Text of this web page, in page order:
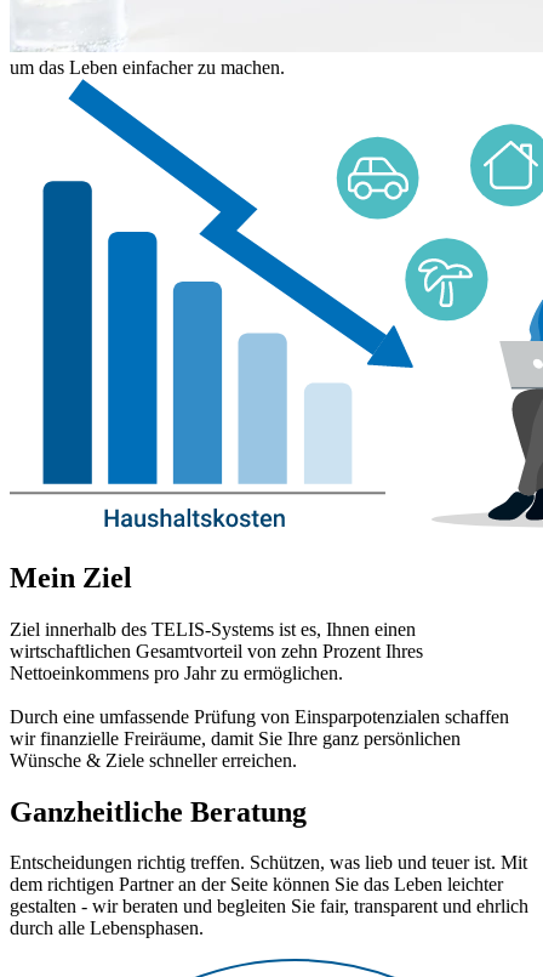
um das Leben einfacher zu machen.
Mein Ziel
Ziel innerhalb des TELIS-Systems ist es, Ihnen einen
wirtschaftlichen Gesamtvorteil von zehn Prozent Ihres
Nettoeinkommens pro Jahr zu ermöglichen.
Durch eine umfassende Prüfung von Einsparpotenzialen schaffen
wir finanzielle Freiräume, damit Sie Ihre ganz persönlichen
Wünsche & Ziele schneller erreichen.
Ganzheitliche Beratung
Entscheidungen richtig treffen. Schützen, was lieb und teuer ist. Mit
dem richtigen Partner an der Seite können Sie das Leben leichter
gestalten - wir beraten und begleiten Sie fair, transparent und ehrlich
durch alle Lebensphasen.